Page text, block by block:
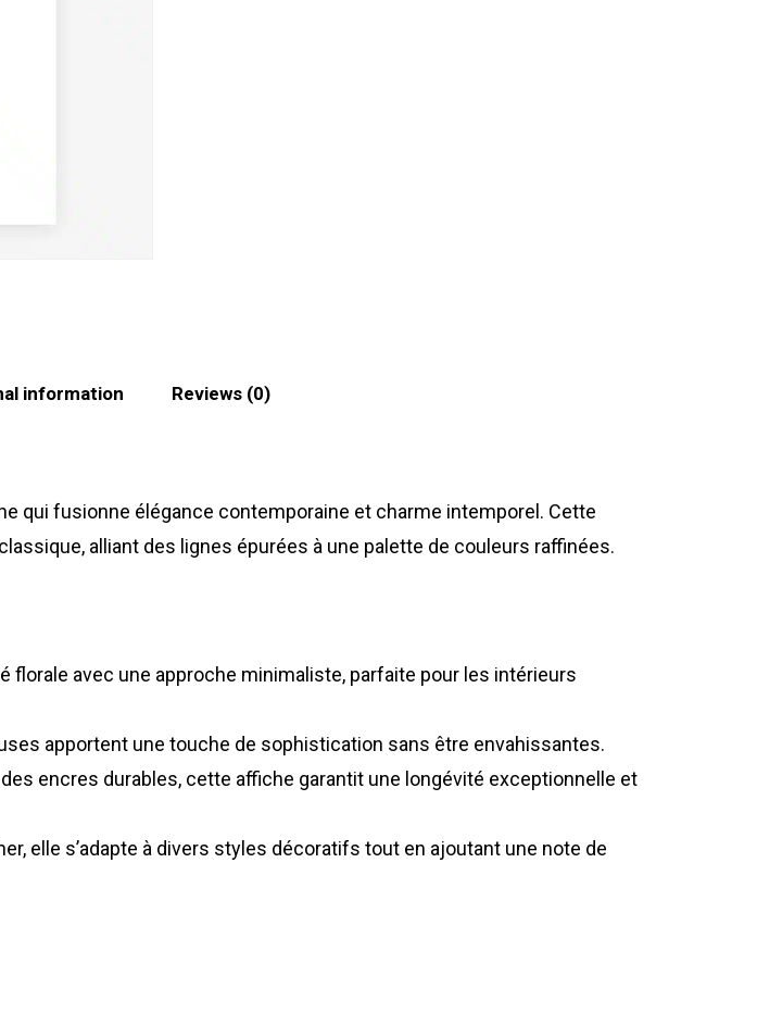
information Reviews (0)
qui fusionne élégance contemporaine et charme intemporel. Cette
alliant des lignes épurées à une palette de couleurs raffinées.
florale avec une approche minimaliste, parfaite pour les intérieurs
apportent une touche de sophistication sans être envahissantes.
encres durables, cette affiche garantit une longévité exceptionnelle et
elle s’adapte à divers styles décoratifs tout en ajoutant une note de